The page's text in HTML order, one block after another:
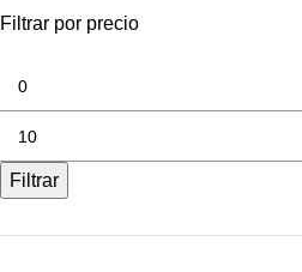
Filtrar por precio
Filtrar